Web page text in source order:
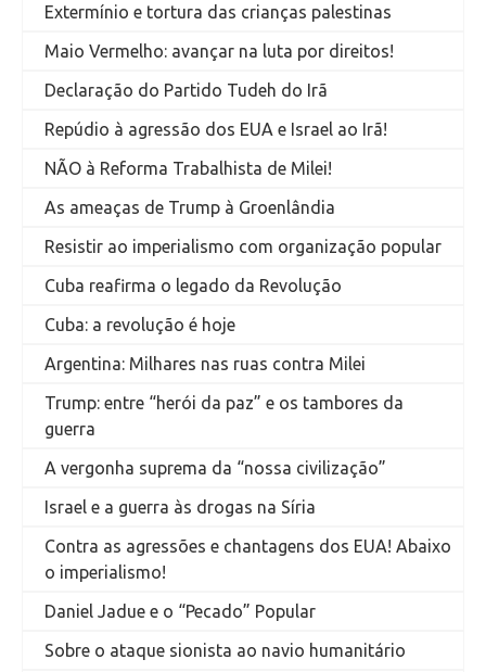
Extermínio e tortura das crianças palestinas
Maio Vermelho: avançar na luta por direitos!
Declaração do Partido Tudeh do Irã
Repúdio à agressão dos EUA e Israel ao Irã!
NÃO à Reforma Trabalhista de Milei!
As ameaças de Trump à Groenlândia
Resistir ao imperialismo com organização popular
Cuba reafirma o legado da Revolução
Cuba: a revolução é hoje
Argentina: Milhares nas ruas contra Milei
Trump: entre “herói da paz” e os tambores da
guerra
A vergonha suprema da “nossa civilização”
Israel e a guerra às drogas na Síria
Contra as agressões e chantagens dos EUA! Abaixo
o imperialismo!
Daniel Jadue e o “Pecado” Popular
Sobre o ataque sionista ao navio humanitário